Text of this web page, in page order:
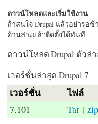
ดาวน์โหลดและเริ่มใช้งาน
ถ้าสนใจ Drupal แล้วอย่ารอ
ด้านล่างแล้วติดตั้งได้ทันที
ดาวน์โหลด Drupal ตัวล่า
เวอร์ชั่นล่าสุด Drupal 7
เวอร์ชั่น ไฟล์
7.101 Tar |zip